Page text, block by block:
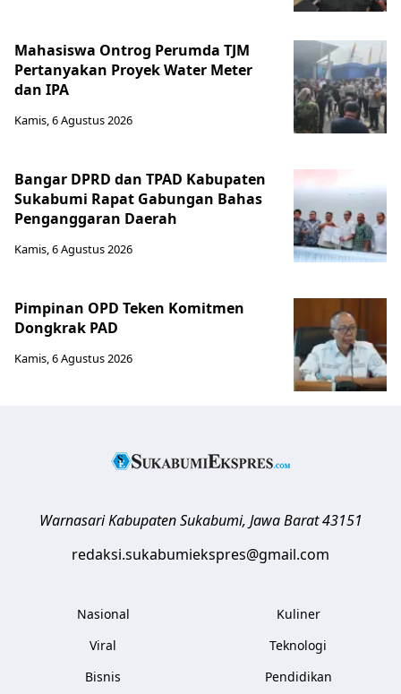
Mahasiswa Ontrog Perumda TJM
Pertanyakan Proyek Water Meter
dan IPA
Kamis, 6 Agustus 2026
Bangar DPRD dan TPAD Kabupaten
Sukabumi Rapat Gabungan Bahas
Penganggaran Daerah
Kamis, 6 Agustus 2026
Pimpinan OPD Teken Komitmen
Dongkrak PAD
Kamis, 6 Agustus 2026
Warnasari Kabupaten Sukabumi, Jawa Barat 43151
redaksi.sukabumiekspres@gmail.com
Nasional
Viral
Bisnis
Kuliner
Teknologi
Pendidikan